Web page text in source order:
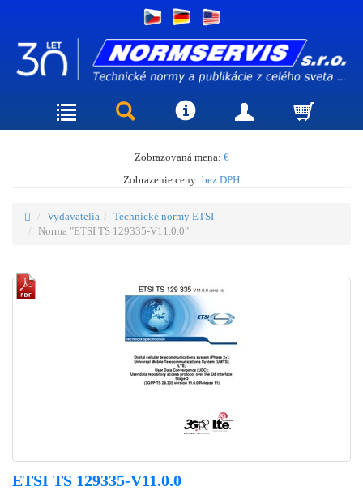
Zobrazovaná mena: €
Zobrazenie ceny: bez DPH
Vydavatelia
Technické normy ETSI
Norma "ETSI TS 129335-V11.0.0"
ETSI TS 129335-V11.0.0